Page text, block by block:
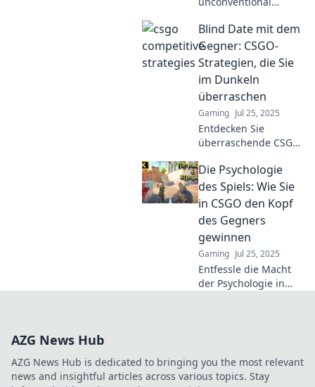
your opponents and
dominate the
competition using wit
and creativity. Click to
learn more!
Blind Date mit dem
Gegner: CSGO-
Strategien, die Sie
im Dunkeln
überraschen
Gaming Jul 25, 2025
Entdecken Sie
überraschende CSGO-
Gegner im Dunkeln
überlisten! Werden
Sie zum Meister der
Blind Dates im Spiel!
Die Psychologie
des Spiels: Wie Sie
in CSGO den Kopf
des Gegners
gewinnen
Gaming Jul 25, 2025
Entfessle die Macht
der Psychologie in
AZG News Hub
AZG News Hub is dedicated to bringing you the most relevant
news and insightful articles across various topics. Stay